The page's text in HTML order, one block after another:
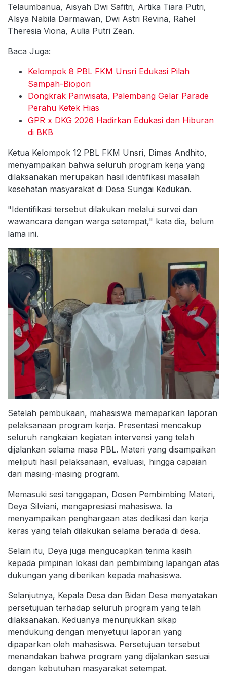
Telaumbanua, Aisyah Dwi Safitri, Artika Tiara Putri,
Alsya Nabila Darmawan, Dwi Astri Revina, Rahel
Theresia Viona, Aulia Putri Zean.
Baca Juga:
Kelompok 8 PBL FKM Unsri Edukasi Pilah
Sampah-Biopori
Dongkrak Pariwisata, Palembang Gelar Parade
Perahu Ketek Hias
GPR x DKG 2026 Hadirkan Edukasi dan Hiburan
di BKB
Ketua Kelompok 12 PBL FKM Unsri, Dimas Andhito,
menyampaikan bahwa seluruh program kerja yang
dilaksanakan merupakan hasil identifikasi masalah
kesehatan masyarakat di Desa Sungai Kedukan.
"Identifikasi tersebut dilakukan melalui survei dan
wawancara dengan warga setempat," kata dia, belum
lama ini.
Setelah pembukaan, mahasiswa memaparkan laporan
pelaksanaan program kerja. Presentasi mencakup
seluruh rangkaian kegiatan intervensi yang telah
dijalankan selama masa PBL. Materi yang disampaikan
meliputi hasil pelaksanaan, evaluasi, hingga capaian
dari masing-masing program.
Memasuki sesi tanggapan, Dosen Pembimbing Materi,
Deya Silviani, mengapresiasi mahasiswa. Ia
menyampaikan penghargaan atas dedikasi dan kerja
keras yang telah dilakukan selama berada di desa.
Selain itu, Deya juga mengucapkan terima kasih
kepada pimpinan lokasi dan pembimbing lapangan atas
dukungan yang diberikan kepada mahasiswa.
Selanjutnya, Kepala Desa dan Bidan Desa menyatakan
persetujuan terhadap seluruh program yang telah
dilaksanakan. Keduanya menunjukkan sikap
mendukung dengan menyetujui laporan yang
dipaparkan oleh mahasiswa. Persetujuan tersebut
menandakan bahwa program yang dijalankan sesuai
dengan kebutuhan masyarakat setempat.